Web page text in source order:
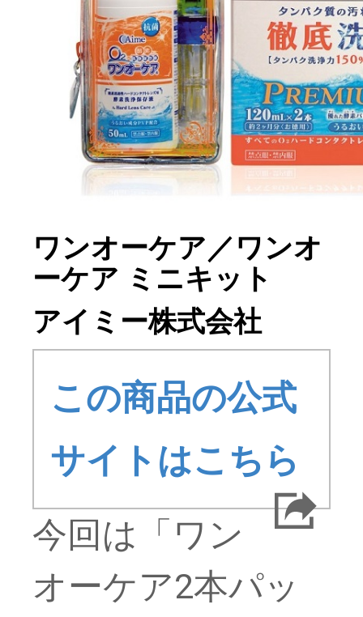
ワンオーケア／ワンオ
ーケア ミニキット
アイミー株式会社
この商品の公式
サイトはこちら
今回は「ワン
オーケア2本パッ